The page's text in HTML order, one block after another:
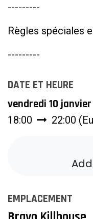
---------
Règles spéciales
---------
DATE ET HEURE
vendredi 10
18:00 22:00 (
EMPLACEMENT